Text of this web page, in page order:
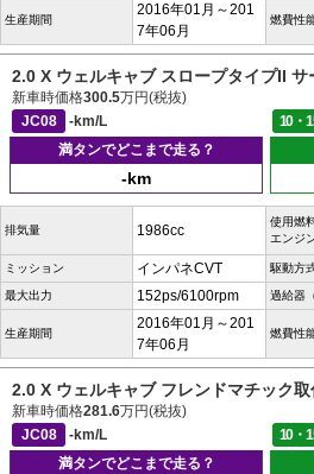
生産期間
2016年01月～201
7年06月
燃費性
2.0 X ウェルキャブ スロープタイプII サ
新車時価格300.5万円(税抜)
JC08
-km/L 10・
満タンでどこまで走る？
-km
排気量 1986cc
使用燃
エンジ
ミッション インパネCVT 駆動方
最大出力 152ps/6100rpm 過給器
生産期間
2016年01月～201
7年06月
燃費性
2.0 X ウェルキャブ フレンドマチック
新車時価格281.6万円(税抜)
JC08
-km/L 10・
満タンでどこまで走る？